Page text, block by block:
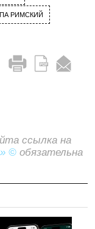
РИМСКИЙ
ссылка на
© обязательна